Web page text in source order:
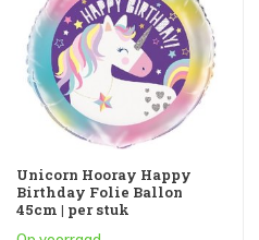
Unicorn Hooray Happy
Birthday Folie Ballon
45cm | per stuk